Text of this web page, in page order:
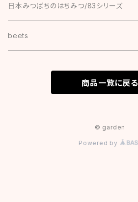
日本みつばちのはちみつ/83シリーズ
beets
商品一覧に戻る
© garden
Powered by